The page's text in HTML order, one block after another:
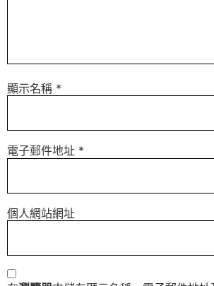
顯示名稱 *
電子郵件地址 *
個人網站網址